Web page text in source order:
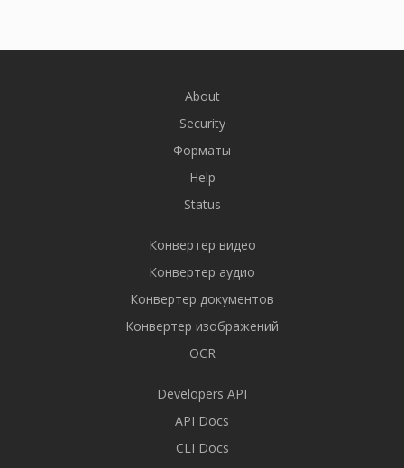
About
Security
Форматы
Help
Status
Конвертер видео
Конвертер аудио
Конвертер документов
Конвертер изображений
OCR
Developers API
API Docs
CLI Docs